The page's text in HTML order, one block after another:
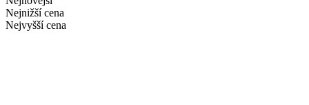
Nejnižší cena
Nejvyšší cena